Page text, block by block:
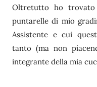
Oltretutto ho
puntarelle di mio
Assistente e cui
tanto (ma non
integrante della mia